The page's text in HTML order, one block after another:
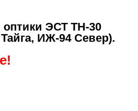
ЭСТ ТН-30
ИЖ-94 Север).